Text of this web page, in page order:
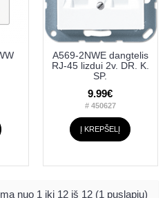
A569-2NWE dangtelis
RJ-45 lizdui 2v. DR. K.
SP.
9.99€
# 450627
Į KREPŠELĮ
nuo 1 iki 12 iš 12 (1 puslapių)